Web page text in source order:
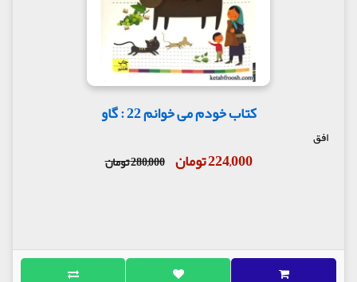
کتاب خودم می خوانم 22 : گاو
افق
224,000 تومان 280,000 تومان